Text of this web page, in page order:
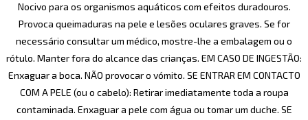
Nocivo para os organismos aquáticos com efeitos duradouros.
Provoca queimaduras na pele e lesões oculares graves. Se for
necessário consultar um médico, mostre-lhe a embalagem ou o
rótulo. Manter fora do alcance das crianças. EM CASO DE INGESTÃO:
Enxaguar a boca. NÃO provocar o vómito. SE ENTRAR EM CONTACTO
COM A PELE (ou o cabelo): Retirar imediatamente toda a roupa
contaminada. Enxaguar a pele com água ou tomar um duche. SE